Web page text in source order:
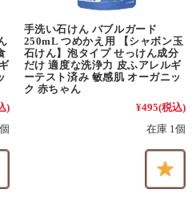
)
手洗い石けん バブルガード
250mL つめかえ用 【シャボン玉
石けん】泡タイプ せっけん成分
だけ 適度な洗浄力 皮ふアレルギ
ーテスト済み 敏感肌 オーガニッ
ク 赤ちゃん
¥495(税込)
在庫 1個